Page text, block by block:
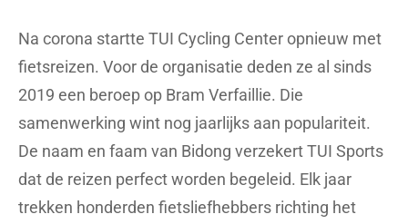
Na corona startte TUI Cycling Center opnieuw met
fietsreizen. Voor de organisatie deden ze al sinds
2019 een beroep op Bram Verfaillie. Die
samenwerking wint nog jaarlijks aan populariteit.
De naam en faam van Bidong verzekert TUI Sports
dat de reizen perfect worden begeleid. Elk jaar
trekken honderden fietsliefhebbers richting het